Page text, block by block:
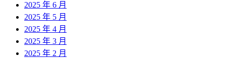
2025 年 6 月
2025 年 5 月
2025 年 4 月
2025 年 3 月
2025 年 2 月